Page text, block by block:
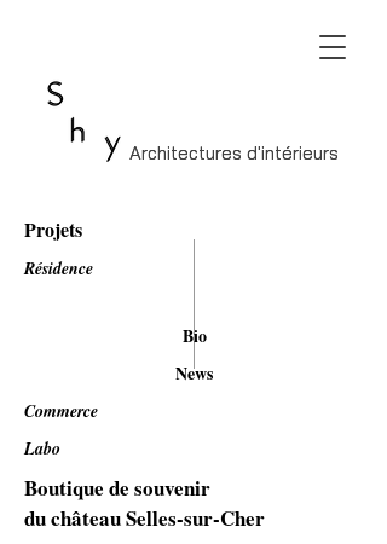
Architectures d'intérieurs
Architectures d'intérieurs
Projets
Résidence
Bio
News
Commerce
Labo
Boutique de souvenir
du château Selles-sur-Cher